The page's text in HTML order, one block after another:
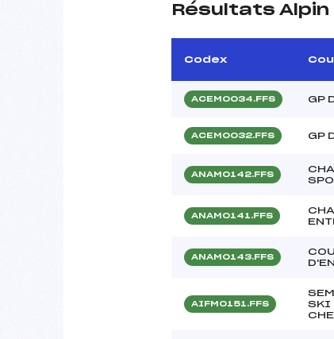
Résultats Alpin
Codex
ACEM0034.FFS GP
ACEM0032.FFS GP
ANAM0142.FFS
ANAM0141.FFS
ANAM0143.FFS
AIFM0151.FFS
SKI